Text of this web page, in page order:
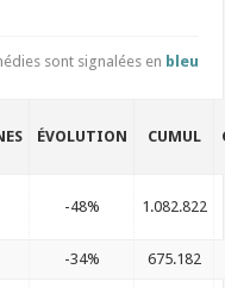
sont signalées en bleu
ÉVOLUTION CUMUL
-48% 1.082.822
-34% 675.182